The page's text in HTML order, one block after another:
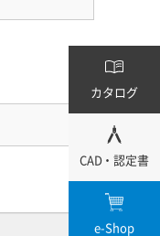
カタログ
CAD・認定書
e-Shop